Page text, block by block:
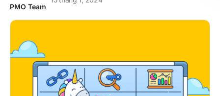
PMO Team